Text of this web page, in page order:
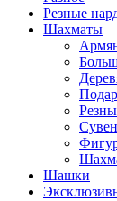
Резные
Шахматы
Шашки